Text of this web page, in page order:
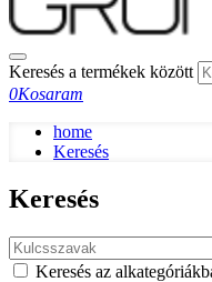
Keresés a termékek között
0Kosaram
home
Keresés
Keresés
Keresés az